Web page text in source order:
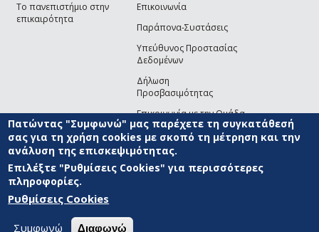
Το πανεπιστήμιο στην
επικαιρότητα
Επικοινωνία
Παράπονα-Συστάσεις
Υπεύθυνος Προστασίας
Δεδομένων
Δήλωση
Προσβασιμότητας
Επικοινωνία με την Ομάδα
Ανάπτυξης του site(link sends e-mail)
© ΠΑΝΕΠΙΣΤΗΜΙΟ ΑΙΓΑΙΟΥ ΟΡΟΙ ΧΡΗΣΗΣ
ΑΝΑΠΤΥΞΗΣ
Πατώντας "Συμφωνώ" μας παρέχετε τη συγκατάθεσή
σας για τη χρήση cookies με σκοπό τη μέτρηση και την
ανάλυση της επισκεψιμότητας.
Επιλέξτε "Ρυθμίσεις Cookies" για περισσότερες
πληροφορίες.
Ρυθμίσεις Cookies
Συμφωνώ Διαφωνώ